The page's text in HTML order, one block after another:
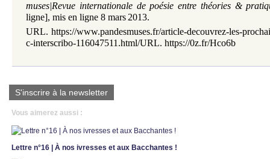
muses|Revue internationale de poésie entre théories &
ligne], mis en ligne 8 mars 2013.
URL. https://www.pandesmuses.fr/article-decouvrez-les-
c-interscribo-116047511.html/URL. https://0z.fr/Hco6b
S'inscrire à la newsletter
Vous aimerez aussi :
Lettre n°16 | À nos ivresses et aux Bacchantes !